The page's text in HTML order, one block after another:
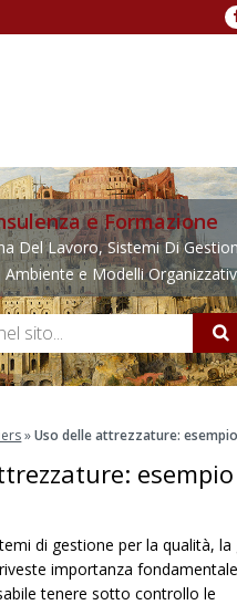
e Formazione
Del Lavoro, Sistemi Di
Ambiente e Modelli
»Uso delle attrezzature:
di gestione per la qualità, la
importanza
tenere sotto controllo le